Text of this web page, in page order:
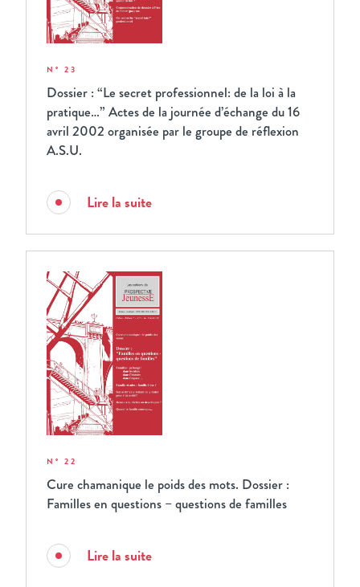
N° 23
Dossier : “Le secret professionnel: de la loi à la
pratique…” Actes de la journée d’échange du 16
avril 2002 organisée par le groupe de réflexion
A.S.U.
Lire la suite
N° 22
Cure chamanique le poids des mots. Dossier :
Familles en questions – questions de familles
Lire la suite